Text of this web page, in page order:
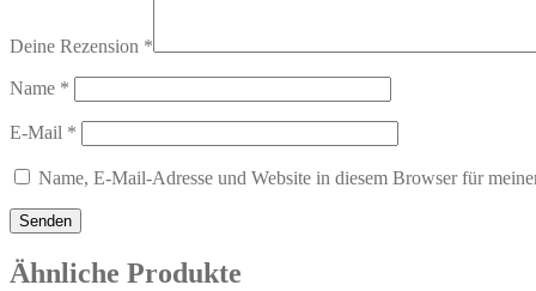
Deine Rezension *
Name *
E-Mail *
Name, E-Mail-Adresse und Website in diesem Browser für
Ähnliche Produkte